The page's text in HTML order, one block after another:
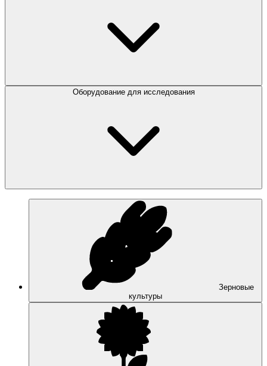
Оборудование для исследования
Зерновые
культуры